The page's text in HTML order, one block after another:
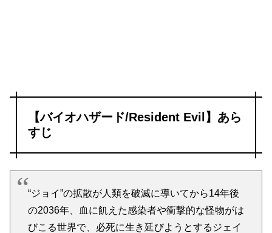
【バイオハザード/Resident Evil】あら
すじ
“ジョイ”の拡散が人類を破滅に導いてから14年後
の2036年、血に飢えた感染者や衝撃的な怪物がは
びこる世界で、必死に生き延びようとするジェイ